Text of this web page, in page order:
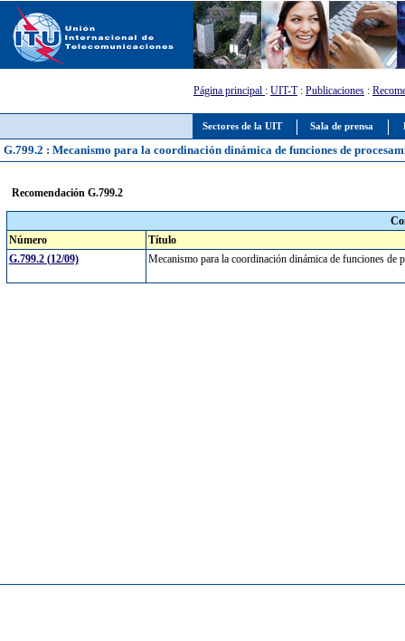
Sectores de la UIT Sala de prensa
Página principal : UIT-T: Publicaciones :
G.799.2 : Mecanismo para la coordinación dinámica de funciones de
Recomendación G.799.2
Número
Título
G.799.2 (12/09)
Mecanismo para la coordinación dinámica de funciones de